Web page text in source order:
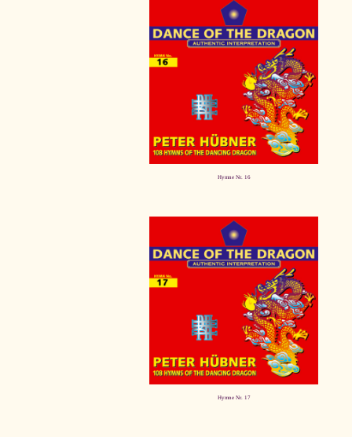
Hymne Nr. 16
Hymne Nr. 17